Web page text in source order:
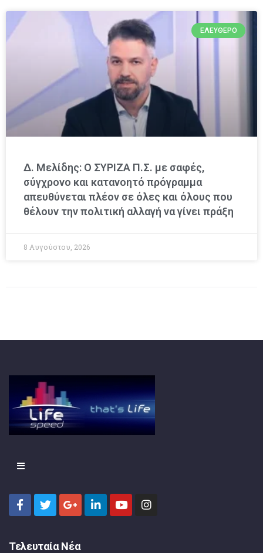
ΕΛΕΎΘΕΡΟ
Δ. Μελίδης: Ο ΣΥΡΙΖΑ Π.Σ. με σαφές,
σύγχρονο και κατανοητό πρόγραμμα
απευθύνεται πλέον σε όλες και όλους που
θέλουν την πολιτική αλλαγή να γίνει πράξη
8 Αυγούστου, 2026
Τελευταία Νέα